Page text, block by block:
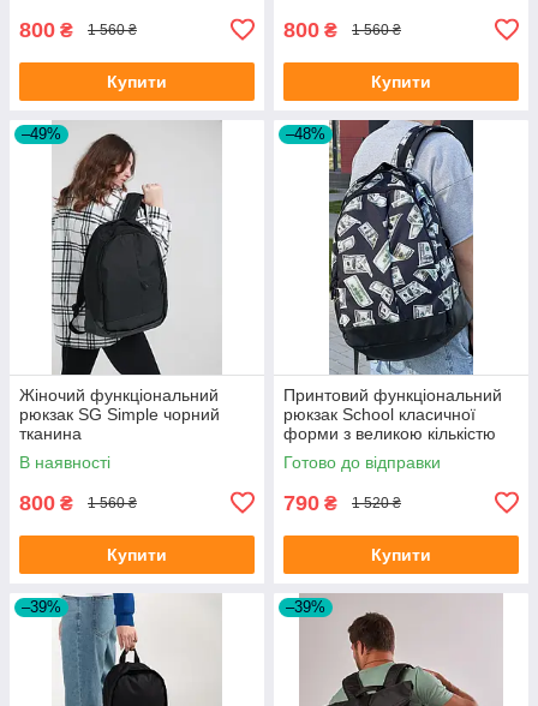
800 ₴ 1 560 ₴
Купити
800 ₴ 1 560 ₴
Купити
–49%
Жіночий функціональний
рюкзак SG Simple чорний
тканина
В наявності
800 ₴ 1 560 ₴
Купити
–48%
Принтовий функціональний
рюкзак School класичної
форми з великою кількістю
відділень на 30л
Готово до відправки
790 ₴ 1 520 ₴
Купити
–39% –39%